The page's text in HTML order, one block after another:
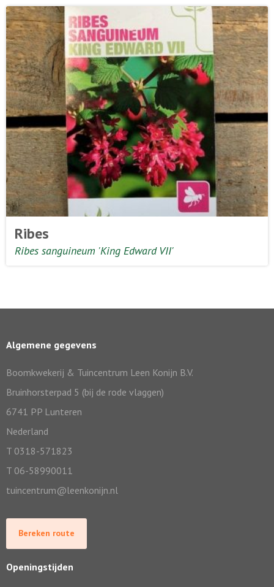
Ribes
Ribes sanguineum 'King Edward VII'
Algemene gegevens
Boomkwekerij & Tuincentrum Leen Konijn B.V.
Bruinhorsterpad 5 (bij de rode vlaggen)
6741 PP Lunteren
Nederland
T 0318-571823
T 06-58990011
tuincentrum@leenkonijn.nl
Bereken route
Openingstijden